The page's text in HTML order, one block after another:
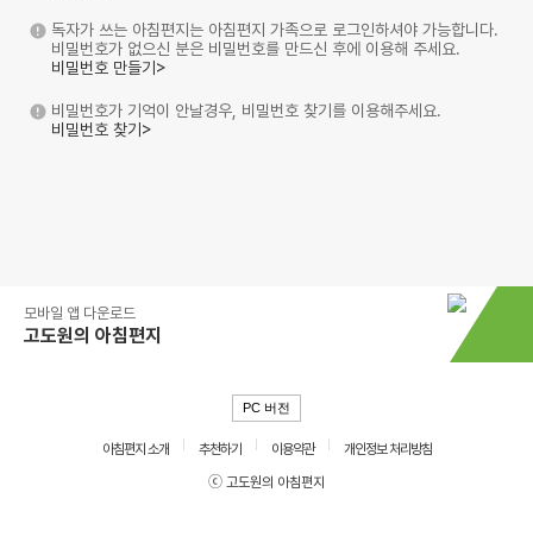
독자가 쓰는 아침편지는 아침편지 가족으로 로그인하셔야 가능합니다.
비밀번호가 없으신 분은 비밀번호를 만드신 후에 이용해 주세요.
비밀번호 만들기>
비밀번호가 기억이 안날경우, 비밀번호 찾기를 이용해주세요.
비밀번호 찾기>
모바일 앱 다운로드
고도원의 아침편지
PC 버전
아침편지 소개 추천하기 이용약관
개인정보 처리방침
ⓒ 고도원의 아침편지